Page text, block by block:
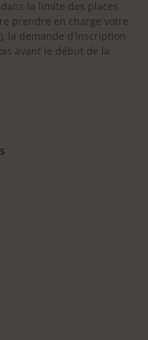
la limite des places
prendre en charge votre
la demande d’inscription
avant le début de la